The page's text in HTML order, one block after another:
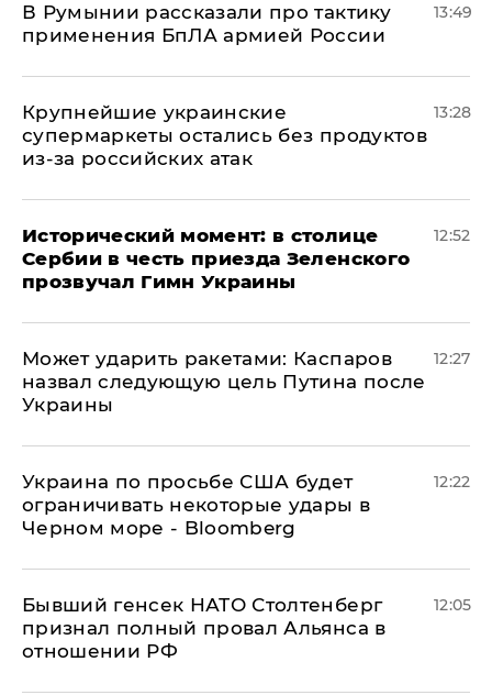
В Румынии рассказали про тактику
применения БпЛА армией России
13:49
Крупнейшие украинские
супермаркеты остались без продуктов
из-за российских атак
13:28
Исторический момент: в столице
Сербии в честь приезда Зеленского
прозвучал Гимн Украины
12:52
Может ударить ракетами: Каспаров
назвал следующую цель Путина после
Украины
12:27
Украина по просьбе США будет
ограничивать некоторые удары в
Черном море - Bloomberg
12:22
Бывший генсек НАТО Столтенберг
признал полный провал Альянса в
отношении РФ
12:05